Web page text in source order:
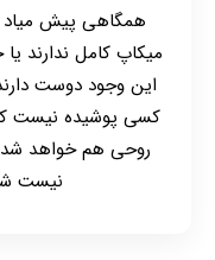
همگاهی پیش میاد
میکاپ کامل ندارند
این وجود دوست
کسی پوشیده نیست
روحی هم خواهد شد
نیست